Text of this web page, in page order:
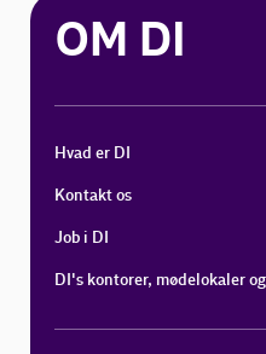
OM DI
Hvad er DI
Kontakt os
Job i DI
DI's kontorer, mødelokaler